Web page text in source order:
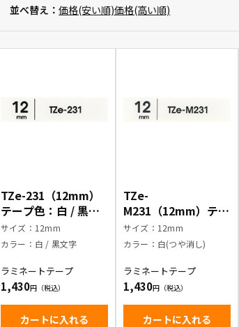
並べ替え：価格(安い順)価格(高い順)
TZe-231（12mm）
テープ色：白 / 黒文
字
サイズ：12mm
カラー：白 / 黒文字
ラミネートテープ
1,430
カートに入れる
TZe-
M231（12mm）テー
プ色：白(つや消し) /
黒文字
サイズ：12mm
カラー：白(つや消し)
ラミネートテープ
1,430
カートに入れる